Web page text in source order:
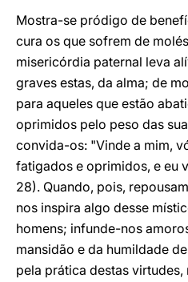
Mostra-se pródigo de
cura os que sofrem de
misericórdia paternal leva
graves estas, da alma; de
para aqueles que estão
oprimidos pelo peso das
convida-os: "Vinde a mim,
fatigados e oprimidos, e eu
28). Quando, pois,
nos inspira algo desse
homens; infunde-nos
mansidão e da humildade
pela prática destas